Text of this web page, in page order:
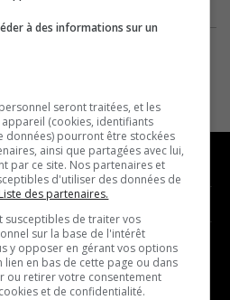
MUSIQUE
- Décompte franco
- Joué récemment
à des informations sur un
seront traitées, et les
(cookies, identifiants
données) pourront être stockées
ainsi que partagées avec lui,
par ce site. Nos partenaires et
d'utiliser des données de
Liste des partenaires.
susceptibles de traiter vos
sur la base de l'intérêt
y opposer en gérant vos options
lien en bas de cette page ou dans
ou retirer votre consentement
et de confidentialité.